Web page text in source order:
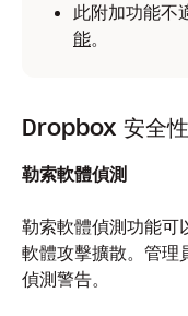
此附加功能不
能。
Dropbox 安全
勒索軟體偵測
勒索軟體偵測功能可
軟體攻擊擴散。管理
偵測警告。